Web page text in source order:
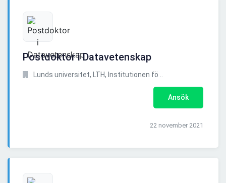
Postdoktor i Datavetenskap
Lunds universitet, LTH, Institutionen fö ..
Ansök
22 november 2021